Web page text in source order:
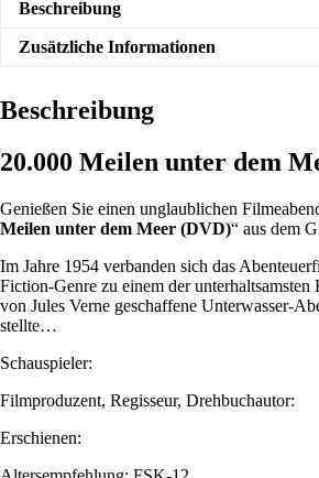
Beschreibung
Zusätzliche Informationen
Beschreibung
20.000 Meilen unter dem
Genießen Sie einen unglaublichen
Meilen unter dem Meer (DVD)“ aus dem
Im Jahre 1954 verbanden sich das
Fiction-Genre zu einem der
von Jules Verne geschaffene Unterwasser-
stellte…
Schauspieler:
Filmproduzent, Regisseur, Drehbuchautor:
Erschienen: